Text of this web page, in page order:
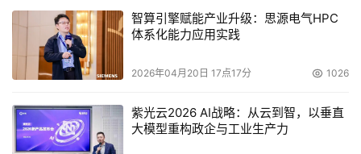
智算引擎赋能产业升级：思源电气HPC
体系化能力应用实践
2026年04月20日 17点17分 1026
紫光云2026 AI战略：从云到智，以垂直
大模型重构政企与工业生产力